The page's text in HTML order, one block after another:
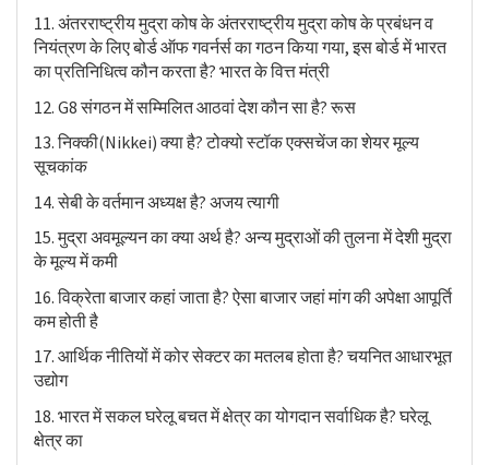
11. अंतरराष्ट्रीय मुद्रा कोष के अंतरराष्ट्रीय मुद्रा कोष के प्रबंधन व
नियंत्रण के लिए बोर्ड ऑफ गवर्नर्स का गठन किया गया, इस बोर्ड में भारत
का प्रतिनिधित्व कौन करता है? भारत के वित्त मंत्री
12. G8 संगठन में सम्मिलित आठवां देश कौन सा है? रूस
13. निक्की(Nikkei) क्या है? टोक्यो स्टॉक एक्सचेंज का शेयर मूल्य
सूचकांक
14. सेबी के वर्तमान अध्यक्ष है? अजय त्यागी
15. मुद्रा अवमूल्यन का क्या अर्थ है? अन्य मुद्राओं की तुलना में देशी मुद्रा
के मूल्य में कमी
16. विक्रेता बाजार कहां जाता है? ऐसा बाजार जहां मांग की अपेक्षा आपूर्ति
कम होती है
17. आर्थिक नीतियों में कोर सेक्टर का मतलब होता है? चयनित आधारभूत
उद्योग
18. भारत में सकल घरेलू बचत में क्षेत्र का योगदान सर्वाधिक है? घरेलू
क्षेत्र का